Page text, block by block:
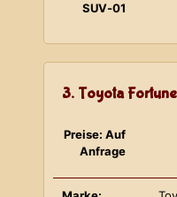
SUV-01
3. Toyota
Preise: Auf
Anfrage